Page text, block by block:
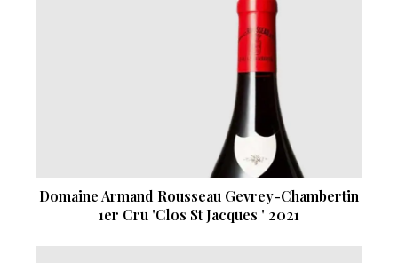
Domaine Armand Rousseau Gevrey-Chambertin
1er Cru 'Clos St Jacques ' 2021